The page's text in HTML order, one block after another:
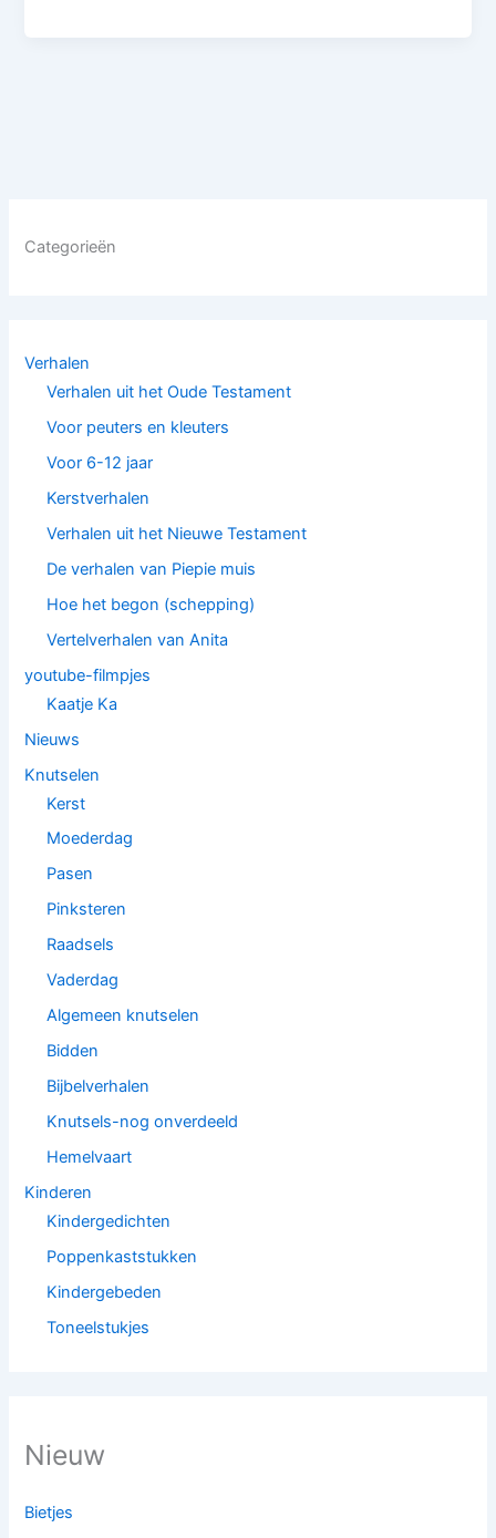
Categorieën
Verhalen
Verhalen uit het Oude Testament
Voor peuters en kleuters
Voor 6-12 jaar
Kerstverhalen
Verhalen uit het Nieuwe Testament
De verhalen van Piepie muis
Hoe het begon (schepping)
Vertelverhalen van Anita
youtube-filmpjes
Kaatje Ka
Nieuws
Knutselen
Kerst
Moederdag
Pasen
Pinksteren
Raadsels
Vaderdag
Algemeen knutselen
Bidden
Bijbelverhalen
Knutsels-nog onverdeeld
Hemelvaart
Kinderen
Kindergedichten
Poppenkaststukken
Kindergebeden
Toneelstukjes
Nieuw
Bietjes